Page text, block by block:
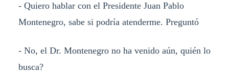
- Quiero hablar con el Presidente Juan Pablo
Montenegro, sabe si podría atenderme. Preguntó
- No, el Dr. Montenegro no ha venido aún, quién lo
busca?